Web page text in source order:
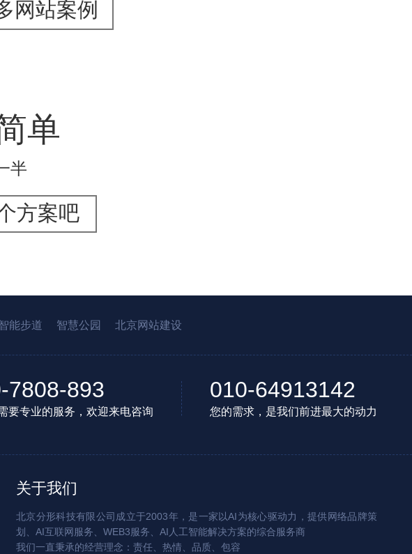
网站案例
单
半
方案吧
能步道 智慧公园 北京网站建设
7808-893
要专业的服务，欢迎来电咨询
010-64913142
您的需求，是我们前进最大的动力
关于我们
北京分形科技有限公司成立于2003年，是一家以AI为核心驱动力，提供网络品牌策
划、AI互联网服务、WEB3服务、AI人工智能解决方案的综合服务商
我们一直秉承的经营理念：责任、热情、品质、包容